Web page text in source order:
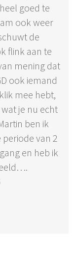
goed te
ook weer
de
flink aan te
mening dat
ook iemand
mee hebt,
je nu echt
ben ik
van 2
en heb ik